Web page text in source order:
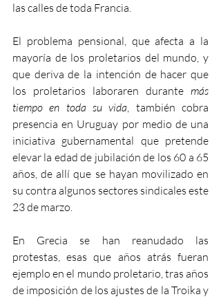
las calles de toda Francia.
El problema pensional, que afecta a la
mayoría de los proletarios del mundo, y
que deriva de la intención de hacer que
los proletarios laboraren durante más
tiempo en toda su vida, también cobra
presencia en Uruguay por medio de una
iniciativa gubernamental que pretende
elevar la edad de jubilación de los 60 a 65
años, de allí que se hayan movilizado en
su contra algunos sectores sindicales este
23 de marzo.
En Grecia se han reanudado las
protestas, esas que años atrás fueran
ejemplo en el mundo proletario, tras años
de imposición de los ajustes de la Troika y